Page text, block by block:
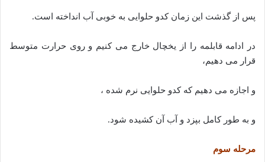
پس از گذشت این زمان کدو حلوایی به خوبی آب انداخته است.
در ادامه قابلمه را از یخچال خارج می کنیم و روی حرارت متوسط
قرار می دهیم،
و اجازه می دهیم که کدو حلوایی نرم شده ،
و به طور کامل بپزد و آب آن کشیده شود.
مرحله سوم